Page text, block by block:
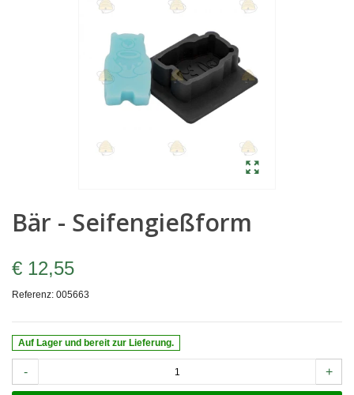
Bär - Seifengießform
€ 12,55
Referenz: 005663
Auf Lager und bereit zur Lieferung.
- +